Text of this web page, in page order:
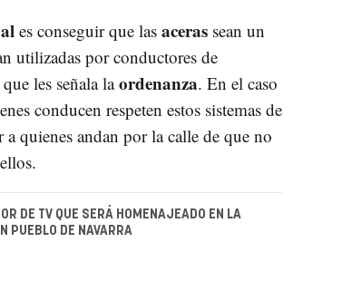
es conseguir que las acerassean un
utilizadas por conductores de
les señala laordenanza. En el caso
conducen respeten estos sistemas de
a quienes andan por la calle de que no
DE TV QUE SERÁ HOMENAJEADO EN LA
PUEBLO DE NAVARRA